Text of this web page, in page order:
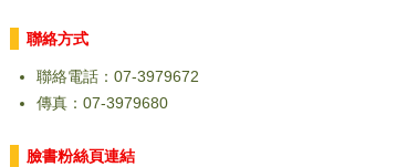
聯絡方式
聯絡電話：07-3979672
傳真：07-3979680
臉書粉絲頁連結